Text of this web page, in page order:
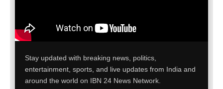
Stay updated with breaking news, politics,
entertainment, sports, and live updates from India and
around the world on IBN 24 News Network.